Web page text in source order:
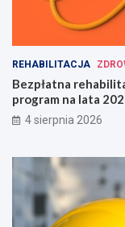
REHABILITACJA
Bezpłatna
program na lata
4 sierpnia 2026